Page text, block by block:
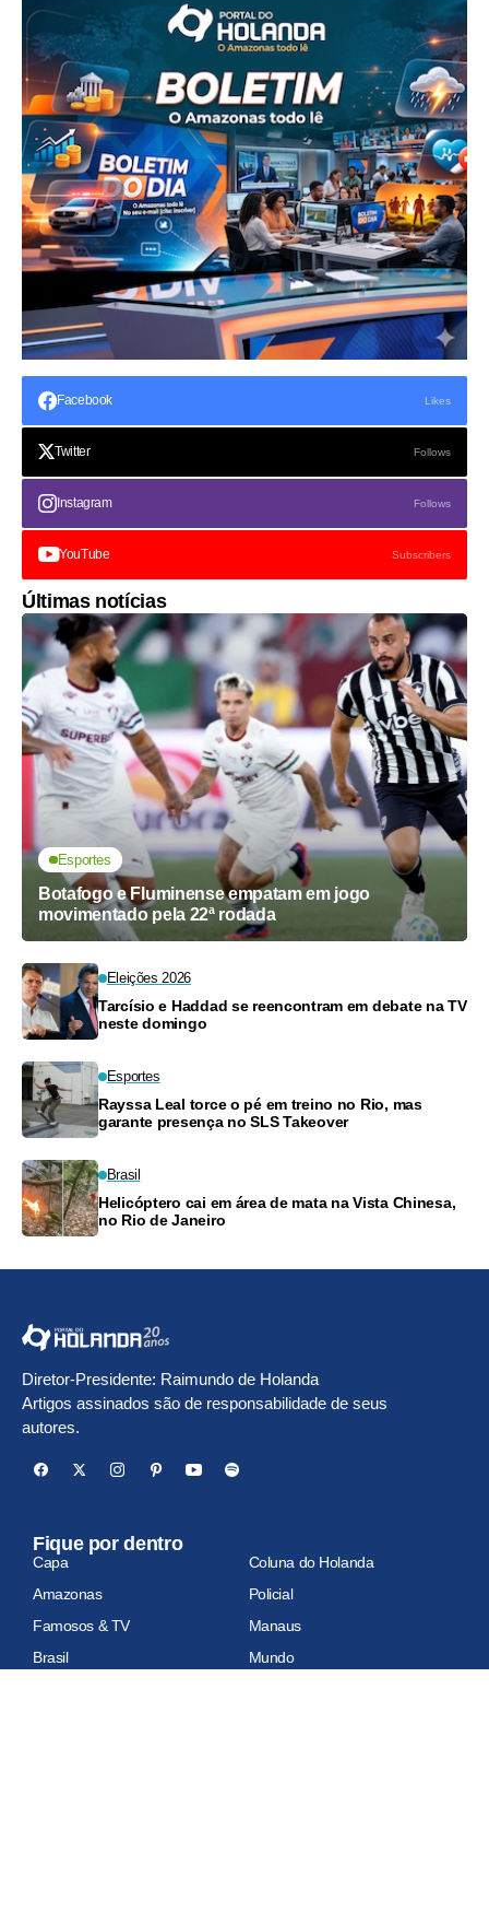
Facebook Likes
Twitter Follows
Instagram Follows
YouTube Subscribers
Últimas notícias
Esportes
Botafogo e Fluminense empatam em jogo
movimentado pela 22ª rodada
Eleições 2026
Tarcísio e Haddad se reencontram em debate na TV
neste domingo
Esportes
Rayssa Leal torce o pé em treino no Rio, mas
garante presença no SLS Takeover
Brasil
Helicóptero cai em área de mata na Vista Chinesa,
no Rio de Janeiro
Diretor-Presidente: Raimundo de Holanda
Artigos assinados são de responsabilidade de seus
autores.
Fique por dentro
Capa
Coluna do Holanda
Amazonas
Policial
Famosos & TV
Manaus
Brasil
Mundo